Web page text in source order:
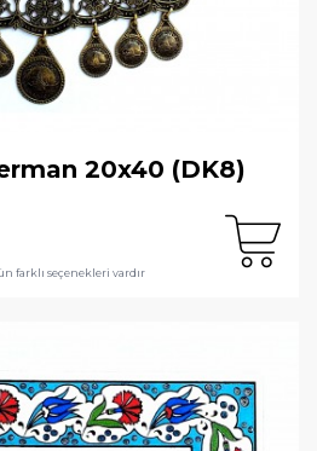
20x40 (DK8)
farklı seçenekleri vardır